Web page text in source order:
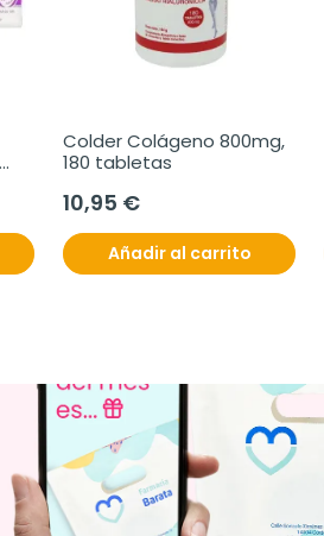
Colder Colágeno 800mg,
180 tabletas
10,95 €
Añadir al carrito